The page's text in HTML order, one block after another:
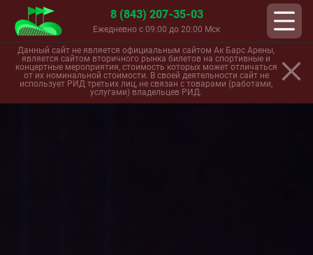
8 (843) 207-35-03
Ежедневно с 09:00 до 20:00 Мск
Данный сайт не является официальным сайтом Ак Барс Арены,
является сайтом вторичного рынка билетов на спортивные и
концертные мероприятия, стоимость которых может отличаться
от их номинальной стоимости. В своей деятельности сайт не
использует РИД третьих лиц, не связан с товарами (работами,
услугами) владельцев РИД.